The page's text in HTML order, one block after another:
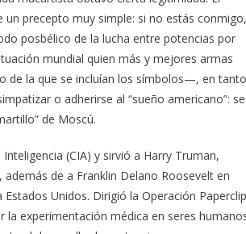
precepto muy simple: si no estás conmigo,
posbélico de la lucha entre potencias por
mundial quien más y mejores armas
de la que se incluían los símbolos—, en tanto
o adherirse al “sueño americano”: se
de Moscú.
(CIA) y sirvió a Harry Truman,
además de a Franklin Delano Roosevelt en
Unidos. Dirigió la Operación Paperclip
la experimentación médica en seres